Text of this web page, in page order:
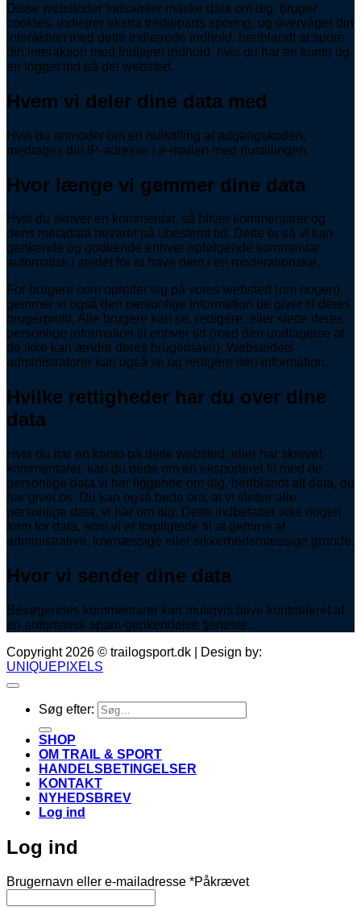
Disse websteder indsamler måske data om dig, bruger
cookies, indlejrer ekstra tredjeparts sporing, og overvåger din
interaktion med dette indlejrede indhold, heriblandt at spore
din interaktion med indlejret indhold, hvis du har en konto og
en logget ind på det websted.
Hvem vi deler dine data med
Hvis du anmoder om en nulstilling af adgangskoden,
medtages din IP-adresse i e-mailen med nustillingen.
Hvor længe vi gemmer dine data
Hvis du skriver en kommentar, så bliver kommentarer og
dens metadata bevaret på ubestemt tid. Dette er så vi kan
genkende og godkende enhver opfølgende kommentar
automatisk i stedet for at have dem i en moderationskø.
For brugere som opretter sig på vores websted (om nogen),
gemmer vi også den personlige information de giver til deres
brugerprofil. Alle brugere kan se, redigere, eller slette deres
personlige information til enhver tid (med den undtagelse at
de ikke kan ændre deres brugernavn). Webstedets
administratorer kan også se og redigere den information.
Hvilke rettigheder har du over dine
data
Hvis du har en konto på dette websted, eller har skrevet
kommentarer, kan du bede om en eksporteret fil med de
personlige data vi har liggende om dig, heriblandt alt data, du
har givet os. Du kan også bede om, at vi sletter alle
personlige data, vi har om dig. Dette indbefatter ikke nogen
form for data, som vi er forpligtede til at gemme af
administrative, lovmæssige eller sikkerhedsmæssige grunde.
Hvor vi sender dine data
Besøgendes kommentarer kan muligvis blive kontrolleret af
en automatisk spam-genkendelse tjeneste.
Copyright 2026 © trailogsport.dk | Design by:
UNIQUEPIXELS
Søg efter:
SHOP
OM TRAIL & SPORT
HANDELSBETINGELSER
KONTAKT
NYHEDSBREV
Log ind
Log ind
Brugernavn eller e-mailadresse *Påkrævet